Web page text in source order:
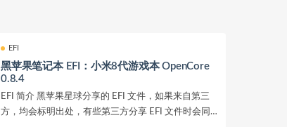
EFI
黑苹果笔记本 EFI：小米8代游戏本 OpenCore
0.8.4
EFI 简介 黑苹果星球分享的 EFI 文件，如果来自第三
方，均会标明出处，有些第三方分享 EFI 文件时会同